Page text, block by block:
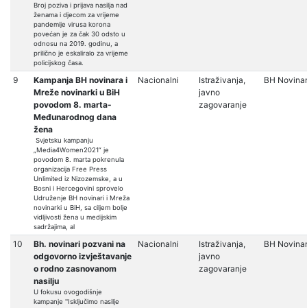
Broj poziva i prijava nasilja nad
ženama i djecom za vrijeme
pandemije virusa korona
povećan je za čak 30 odsto u
odnosu na 2019. godinu, a
prilično je eskaliralo za vrijeme
policijskog časa.
9
Kampanja BH novinara i
Mreže novinarki u BiH
povodom 8. marta-
Međunarodnog dana
žena
Svjetsku kampanju
„Media4Women2021“ je
povodom 8. marta pokrenula
organizacija Free Press
Unlimited iz Nizozemske, a u
Bosni i Hercegovini sprovelo
Udruženje BH novinari i Mreža
novinarki u BiH, sa ciljem bolje
vidljivosti žena u medijskim
sadržajima, al
Nacionalni
Istraživanja,
javno
zagovaranje
BH
10
Bh. novinari pozvani na
odgovorno izvještavanje
o rodno zasnovanom
nasilju
U fokusu ovogodišnje
kampanje ''Isključimo nasilje
Nacionalni
Istraživanja,
javno
zagovaranje
BH